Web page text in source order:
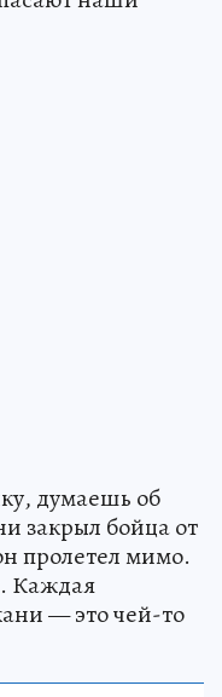
думаешь об
закрыл бойца от
пролетел мимо.
Каждая
— это чей-то